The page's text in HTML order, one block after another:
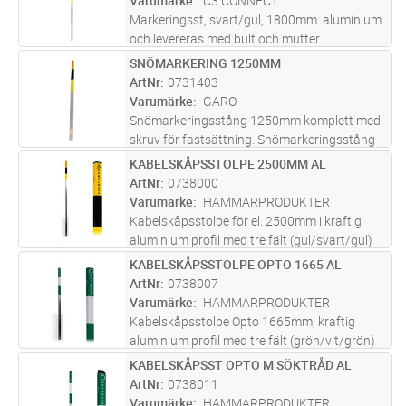
Markeringsst, svart/gul, 1800mm. alumínium
och levereras med bult och mutter.
ST Lägg i kundvagn
SNÖMARKERING 1250MM
ArtNr 0731403
Varumärke
GARO
Snömarkeringsstång 1250mm komplett med
skruv för fastsättning. Snömarkeringsstång
1250mm för infästning på sidan av skåpet
komplett med skruv för fastsättning.
ST Lägg i kundvagn
KABELSKÅPSSTOLPE 2500MM AL
ArtNr 0738000
Varumärke
HAMMARPRODUKTER
Kabelskåpsstolpe för el. 2500mm i kraftig
aluminium profil med tre fält (gul/svart/gul)
som varselmärkning. Det övre fältet är utfört i
gul reflexfolie med text: Kabelskåp med
Allmän Elfara symbol. T...läs mer
ST Lägg i kundvagn
KABELSKÅPSSTOLPE OPTO 1665 AL
ArtNr 0738007
Varumärke
HAMMARPRODUKTER
Kabelskåpsstolpe Opto 1665mm, kraftig
aluminium profil med tre fält (grön/vit/grön)
som märkning. Det övre fältet är utfört i grön
reflexfolie och har texten: Optoskåp med Opto
symbol. För optokabels...läs mer
ST Lägg i kundvagn
KABELSKÅPSST OPTO M SÖKTRÅD AL
ArtNr 0738011